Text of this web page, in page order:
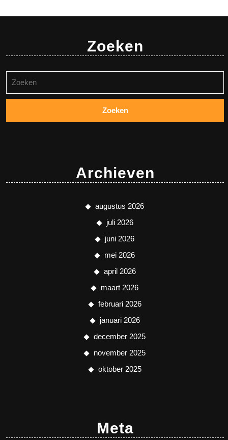
Zoeken
naar:
Archieven
augustus 2026
juli 2026
juni 2026
mei 2026
april 2026
maart 2026
februari 2026
januari 2026
december 2025
november 2025
oktober 2025
Meta